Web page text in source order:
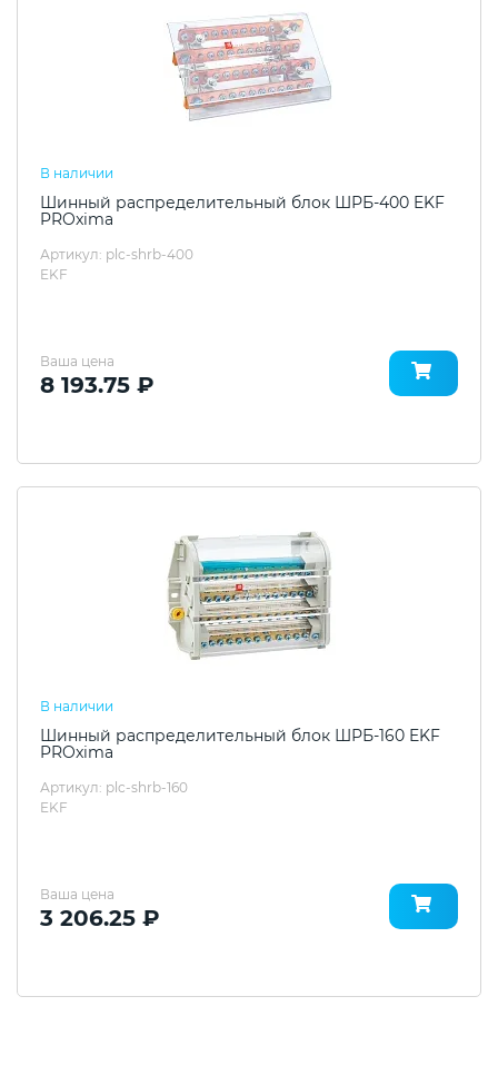
В наличии
Шинный распределительный блок ШРБ-400 EKF
PROxima
Артикул: plc-shrb-400
EKF
Ваша цена
8 193.75 ₽
В наличии
Шинный распределительный блок ШРБ-160 EKF
PROxima
Артикул: plc-shrb-160
EKF
Ваша цена
3 206.25 ₽